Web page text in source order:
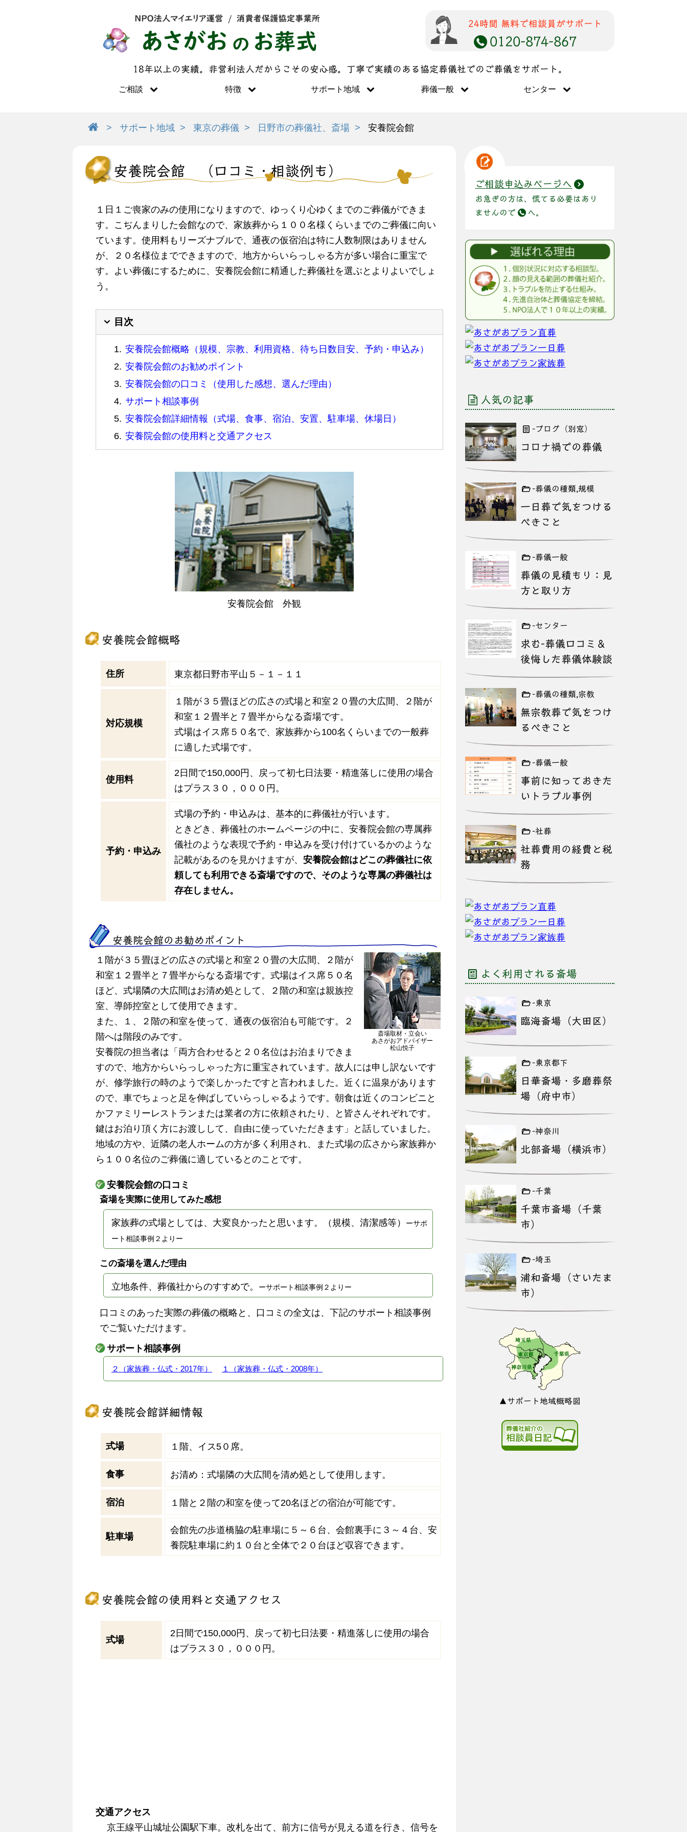
24時間 無料で相談員がサポート
0120-874-867
18年以上の実績。非営利法人だからこその安心感。丁寧で実績のある協定葬儀社でのご葬儀をサポート。
ご相談 特徴 サポート地域 葬儀一般 センター
サポート地域 東京の葬儀 日野市の葬儀社、斎場 安養院会館
安養院会館 （口コミ・相談例も）
１日１ご喪家のみの使用になりますので、ゆっくり心ゆくまでのご葬儀ができま
す。こぢんまりした会館なので、家族葬から１００名様くらいまでのご葬儀に向い
ています。使用料もリーズナブルで、通夜の仮宿泊は特に人数制限はありません
が、２０名様位までできますので、地方からいらっしゃる方が多い場合に重宝で
す。よい葬儀にするために、安養院会館に精通した葬儀社を選ぶとよりよいでしょ
う。
目次
安養院会館概略（規模、宗教、利用資格、待ち日数目安、予約・申込み）
安養院会館のお勧めポイント
安養院会館の口コミ（使用した感想、選んだ理由）
サポート相談事例
安養院会館詳細情報（式場、食事、宿泊、安置、駐車場、休場日）
安養院会館の使用料と交通アクセス
安養院会館 外観
安養院会館概略
住所 東京都日野市平山５－１－１１
対応規模
１階が３５畳ほどの広さの式場と和室２０畳の大広間、２階が
和室１２畳半と７畳半からなる斎場です。
式場はイス席５０名で、家族葬から100名くらいまでの一般葬
に適した式場です。
使用料
2日間で150,000円、 戻って初七日法要・精進落しに使用の場合
はプラス３０，０００円 。
予約・申込み
式場の予約・申込みは、基本的に葬儀社が行います。
ときどき、葬儀社のホームページの中に、安養院会館の専属葬
儀社のような表現で予約・申込みを受け付けているかのような
記載があるのを見かけますが、 安養院会館はどこの葬儀社に依
頼しても利用できる斎場ですので、そのような専属の葬儀社は
存在しません。
安養院会館のお勧めポイント
斎場取材・立会い
あさがおアドバイザー
松山悦子
１階が３５畳ほどの広さの式場と和室２０畳の大広間、２階が
和室１２畳半と７畳半からなる斎場です。式場はイス席５０名
ほど、式場隣の大広間はお清め処として、２階の和室は親族控
室、導師控室として使用できます。
また、１、２階の和室を使って、通夜の仮宿泊も可能です。２
階へは階段のみです。
安養院の担当者は「両方合わせると２０名位はお泊まりできま
すので、地方からいらっしゃった方に重宝されています。故人には申し訳ないです
が、修学旅行の時のようで楽しかったですと言われました。近くに温泉があります
ので、車でちょっと足を伸ばしていらっしゃるようです。朝食は近くのコンビニと
かファミリーレストランまたは業者の方に依頼されたり、と皆さんそれぞれです。
鍵はお泊り頂く方にお渡しして、自由に使っていただきます」と話していました。
地域の方や、近隣の老人ホームの方が多く利用され、また式場の広さから家族葬か
ら１００名位のご葬儀に適しているとのことです。
安養院会館の口コミ
斎場を実際に使用してみた感想
家族葬の式場としては、大変良かったと思います。（規模、清潔感等）
ーサポ
ート相談事例２よりー
この斎場を選んだ理由
立地条件、葬儀社からのすすめで。 ーサポート相談事例２よりー
口コミのあった実際の葬儀の概略と、口コミの全文は、下記のサポート相談事例
でご覧いただけます。
サポート相談事例
２（家族葬・仏式・2017年） １（家族葬・仏式・2008年）
安養院会館詳細情報
式場 １階、イス5０席。
食事 お清め：式場隣の大広間を清め処として使用します。
宿泊 １階と２階の和室を使って20名ほどの宿泊が可能です。
駐車場
会館先の歩道橋脇の駐車場に５～６台、会館裏手に３～４台、安
養院駐車場に約１０台と全体で２０台ほど収容できます。
安養院会館の使用料と交通アクセス
式場
2日間で150,000円、戻って初七日法要・精進落しに使用の場合
はプラス３０，０００円。
交通アクセス
京王線平山城址公園駅下車。改札を出て、前方に信号が見える道を行き、信号を
ご相談申込みページへ
お急ぎの方は、慌てる必要はあり
ませんので
へ。
人気の記事
-ブログ（別窓）
コロナ禍での葬儀
-葬儀の種類,規模
一日葬で気をつける
べきこと
-葬儀一般
葬儀の見積もり：見
方と取り方
-センター
求む-葬儀口コミ＆
後悔した葬儀体験談
-葬儀の種類,宗教
無宗教葬で気をつけ
るべきこと
-葬儀一般
事前に知っておきた
いトラブル事例
-社葬
社葬費用の経費と税
務
よく利用される斎場
-東京
臨海斎場（大田区）
-東京都下
日華斎場・多磨葬祭
場（府中市）
-神奈川
北部斎場（横浜市）
-千葉
千葉市斎場（千葉
市）
-埼玉
浦和斎場（さいたま
市）
▲サポート地域概略図